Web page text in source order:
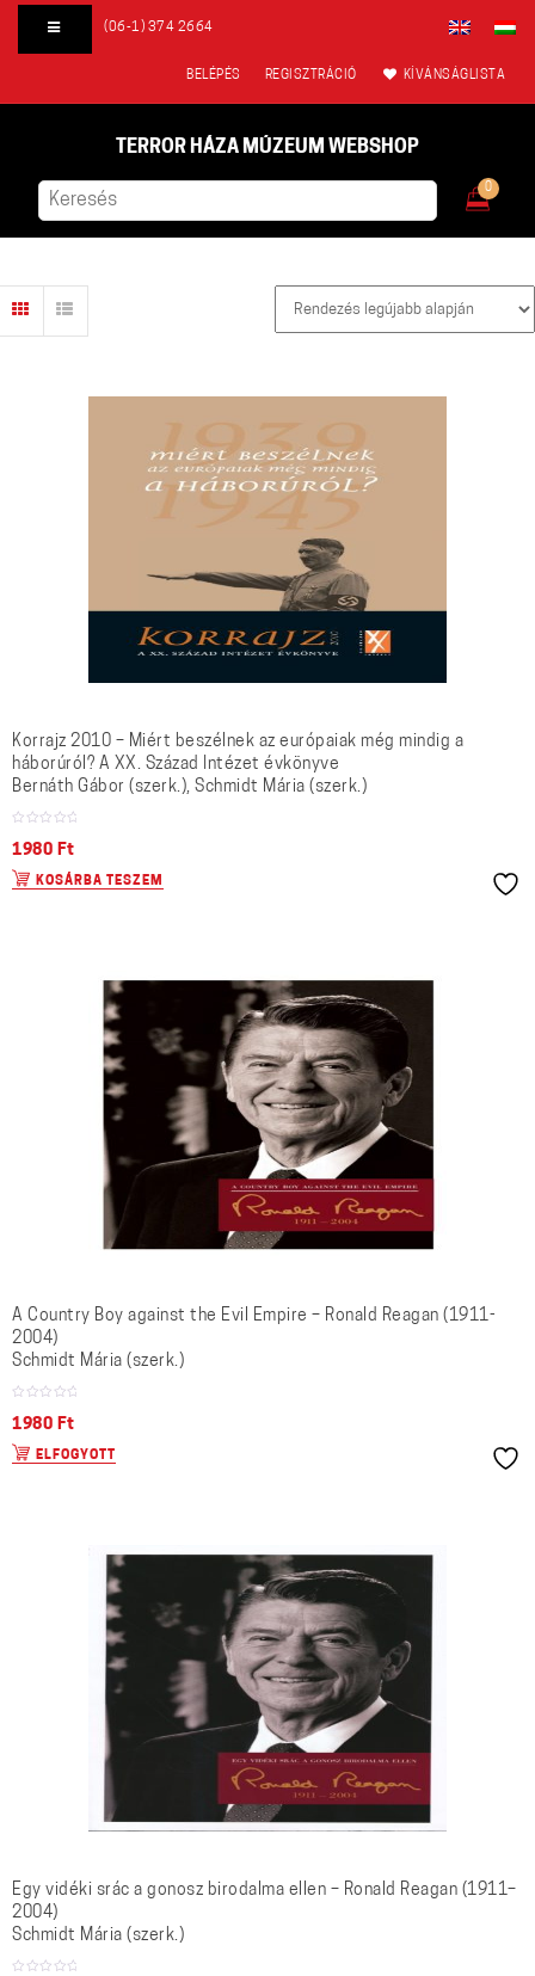
(06-1) 374 2664
BELÉPÉS REGISZTRÁCIÓ KÍVÁNSÁGLISTA
TERROR HÁZA MÚZEUM WEBSHOP
0
Korrajz 2010 – Miért beszélnek az európaiak még mindig a
háborúról? A XX. Század Intézet évkönyve
Bernáth Gábor (szerk.), Schmidt Mária (szerk.)
1980 Ft
KOSÁRBA TESZEM
A Country Boy against the Evil Empire – Ronald Reagan (1911-
2004)
Schmidt Mária (szerk.)
1980 Ft
ELFOGYOTT
Egy vidéki srác a gonosz birodalma ellen – Ronald Reagan (1911–
2004)
Schmidt Mária (szerk.)